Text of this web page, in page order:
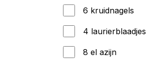
6 kruidnagels
4 laurierblaadjes
8 el azijn